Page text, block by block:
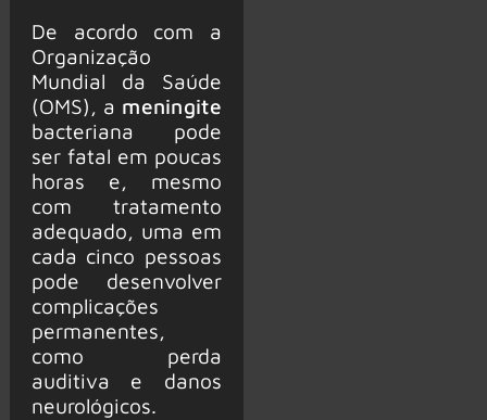
De acordo com a
Organização
Mundial da Saúde
(OMS), a meningite
bacteriana pode
ser fatal em poucas
horas e, mesmo
com tratamento
adequado, uma em
cada cinco pessoas
pode desenvolver
complicações
permanentes,
como perda
auditiva e danos
neurológicos.